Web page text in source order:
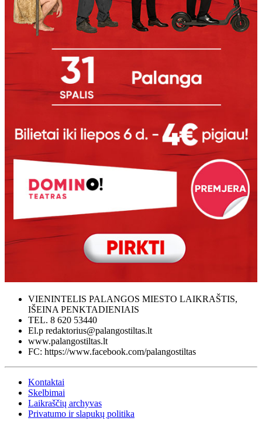
VIENINTELIS PALANGOS MIESTO LAIKRAŠTIS,
IŠEINA PENKTADIENIAIS
TEL. 8 620 53440
El.p redaktorius@palangostiltas.lt
www.palangostiltas.lt
FC: https://www.facebook.com/palangostiltas
Kontaktai
Skelbimai
Laikraščių archyvas
Privatumo ir slapukų politika